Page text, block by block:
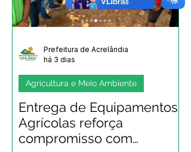
Entrega de Equipamentos
Agrícolas reforça
compromisso com
Agricultura e Meio Ambiente
Prefeitura de Acrelândia
há 3 dias